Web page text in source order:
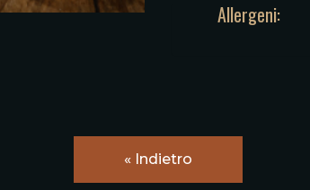
Allergeni:
« Indietro